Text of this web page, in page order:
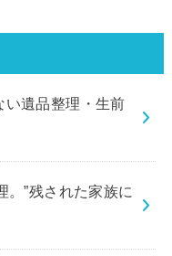
い遺品整理・生前
”残された家族に